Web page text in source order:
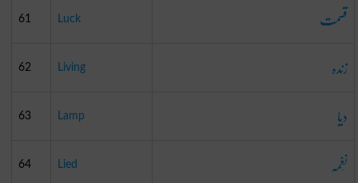
61 Luck قسمت
62 Living زندہ
63 Lamp دیا
64 Lied نَغمَہ